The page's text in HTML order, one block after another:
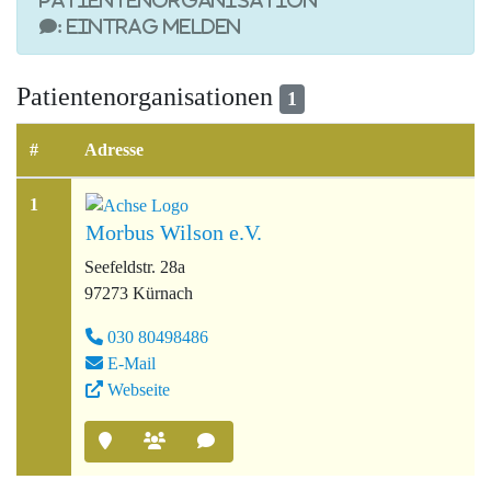
: Eintrag melden
Patientenorganisationen 1
# Adresse
1
Morbus Wilson e.V.
Seefeldstr. 28a
97273 Kürnach
030 80498486
E-Mail
Webseite